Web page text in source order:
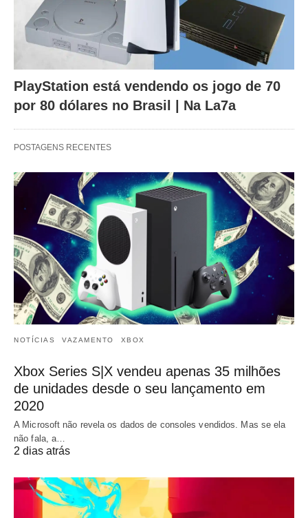
PlayStation está vendendo os jogo de 70
por 80 dólares no Brasil | Na La7a
POSTAGENS RECENTES
NOTÍCIAS VAZAMENTO XBOX
Xbox Series S|X vendeu apenas 35 milhões
de unidades desde o seu lançamento em
2020
A Microsoft não revela os dados de consoles vendidos. Mas se ela
não fala, a…
2 dias atrás